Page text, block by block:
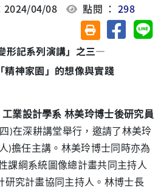
2024/04/08 點閱 ：298
友善列印(另開視
分享至
形記系列演講」之三—
精神家園」的想像與實踐
工業設計學系 林美玲博士後研究員
)在深耕講堂舉行，邀請了林美玲
)擔任主講。林美玲博士同時亦為
課綱系統圖像總計畫共同主持人
研究計畫協同主持人。林博士長